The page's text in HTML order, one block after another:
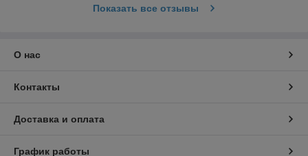
Показать все отзывы
О нас
Контакты
Доставка и оплата
График работы